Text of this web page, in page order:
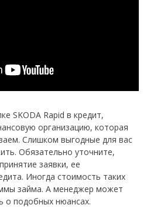
SKODA Rapid в кредит,
организацию, которая
Слишком выгодные для вас
Обязательно уточните,
заявки, ее
Иногда стоимость таких
займа. А менеджер может
о подобных нюансах.